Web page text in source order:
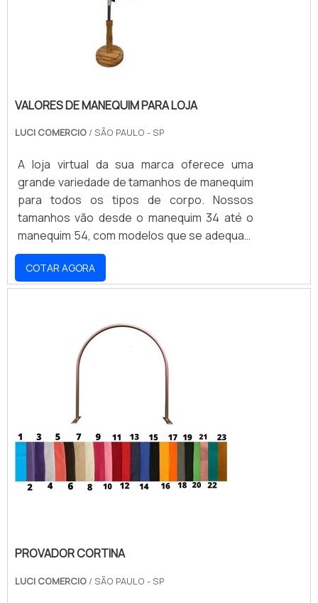
VALORES DE MANEQUIM PARA LOJA
LUCI COMERCIO / SÃO PAULO - SP
A loja virtual da sua marca oferece uma
grande variedade de tamanhos de manequim
para todos os tipos de corpo. Nossos
tamanhos vão desde o manequim 34 até o
manequim 54, com modelos que se adequam
a todos os estilos e ocasiões. Nossos
produtos são fabricados com materiais de
alta qualidade e resistência, garantindo
oportunidade de encontrar o manequim ideal
para você e aproveite nossos preços
acessíveis.
COTAR AGORA
PROVADOR CORTINA
LUCI COMERCIO / SÃO PAULO - SP